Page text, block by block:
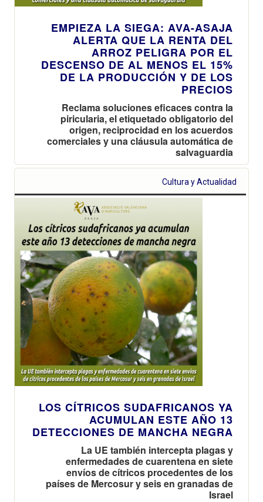
EMPIEZA LA SIEGA: AVA-ASAJA
ALERTA QUE LA RENTA DEL
ARROZ PELIGRA POR EL
DESCENSO DE AL MENOS EL 15%
DE LA PRODUCCIÓN Y DE LOS
PRECIOS
Reclama soluciones eficaces contra la
piricularia, el etiquetado obligatorio del
origen, reciprocidad en los acuerdos
comerciales y una cláusula automática de
salvaguardia
Cultura y Actualidad
LOS CÍTRICOS SUDAFRICANOS YA
ACUMULAN ESTE AÑO 13
DETECCIONES DE MANCHA NEGRA
La UE también intercepta plagas y
enfermedades de cuarentena en siete
envíos de cítricos procedentes de los
países de Mercosur y seis en granadas de
Israel